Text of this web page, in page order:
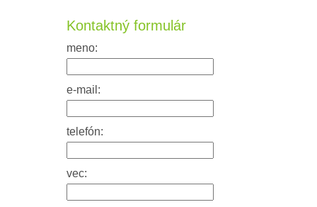
Kontaktný formulár
meno:
e-mail:
telefón:
vec: